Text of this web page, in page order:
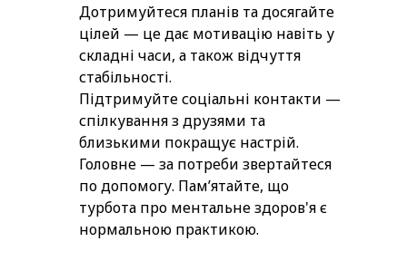
Дотримуйтеся планів та досягайте
цілей — це дає мотивацію навіть у
складні часи, а також відчуття
стабільності.
Підтримуйте соціальні контакти —
спілкування з друзями та
близькими покращує настрій.
Головне — за потреби звертайтеся
по допомогу. Пам’ятайте, що
турбота про ментальне здоров'я є
нормальною практикою.